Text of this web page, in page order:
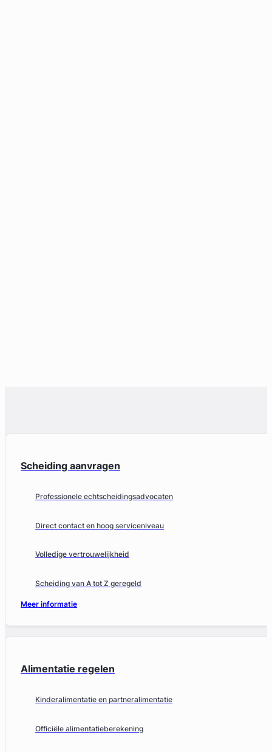
Scheiding aanvragen
Professionele echtscheidingsadvocaten
Direct contact en hoog serviceniveau
Volledige vertrouwelijkheid
Scheiding van A tot Z geregeld
Meer informatie
Alimentatie regelen
Kinderalimentatie en partneralimentatie
Officiële alimentatieberekening